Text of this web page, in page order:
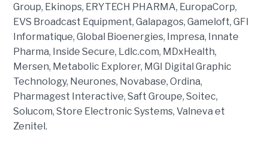
Group, Ekinops, ERYTECH PHARMA, EuropaCorp,
EVS Broadcast Equipment, Galapagos, Gameloft, GFI
Informatique, Global Bioenergies, Impresa, Innate
Pharma, Inside Secure, Ldlc.com, MDxHealth,
Mersen, Metabolic Explorer, MGI Digital Graphic
Technology, Neurones, Novabase, Ordina,
Pharmagest Interactive, Saft Groupe, Soitec,
Solucom, Store Electronic Systems, Valneva et
Zenitel.